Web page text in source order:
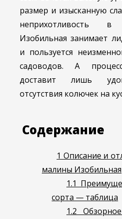
размер и изысканную
неприхотливость
Изобильная занимает
и пользуется
садоводов. А
доставит лишь
отсутствия колючек на
Содержание
1 Описание и
малины Изобильная
1.1
сорта — таблица
1.2